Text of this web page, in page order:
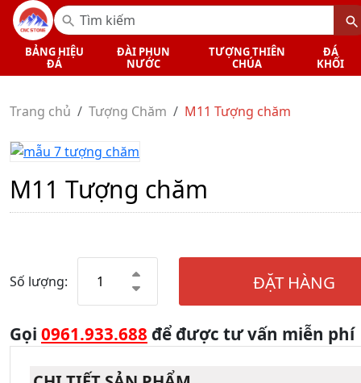
BẢNG HIỆU
ĐÁ
ĐÀI PHUN
NƯỚC
TƯỢNG THIÊN
CHÚA
ĐÁ
KHỐI
Trang chủ Tượng Chăm M11 Tượng chăm
M11 Tượng chăm
Số lượng: ĐẶT HÀNG
Gọi 0961.933.688 để được tư vấn miễn phí